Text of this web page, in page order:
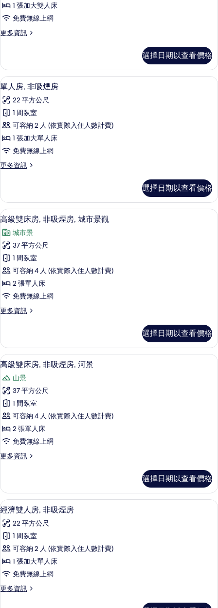
有
相
片
間
的
詳
情
非
吸
煙
的
所
有
相
片
1 張加大雙人床
免費無線上網
更多資訊
更
房,
非
吸
房
的
情
選擇日期以查看價格
顯
示
單
人
房,
非
吸
煙
的
所
有
相
片
高級寢具、羽絨被、迷你吧、客房內保
6
單人房, 非吸煙房
22 平方公尺
1 間臥室
可容納 2 人 (依實際入住人數計費)
1 張加大單人床
免費無線上網
更多資訊
更
房,
非
吸
房
的
詳
情
選擇日期以查看價格
顯
示
高
級
雙
床
房,
非
吸
房,
城
市
景
觀
的
所
有
相
片
高級寢具、羽絨被、迷你吧、客房內保
5
高級雙床房, 非吸煙房, 城市景觀
城市景
37 平方公尺
1 間臥室
可容納 4 人 (依實際入住人數計費)
2 張單人床
免費無線上網
更多資訊
更
雙
床
房,
吸
煙
房,
城
市
景
觀
的
情
選擇日期以查看價格
顯
示
高
級
雙
床
房,
非
吸
房,
河
景
的
所
有
相
片
高級寢具、羽絨被、迷你吧、客房內保
5
高級雙床房, 非吸煙房, 河景
山景
37 平方公尺
1 間臥室
可容納 4 人 (依實際入住人數計費)
2 張單人床
免費無線上網
更多資訊
更
雙
床
房,
吸
煙
河
景
的
詳
情
選擇日期以查看價格
顯
示
經
濟
雙
人
房,
非
高級寢具、羽絨被、迷你吧、客房內保
6
經濟雙人房, 非吸煙房
22 平方公尺
1 間臥室
可容納 2 人 (依實際入住人數計費)
1 張加大單人床
免費無線上網
更多資訊
更